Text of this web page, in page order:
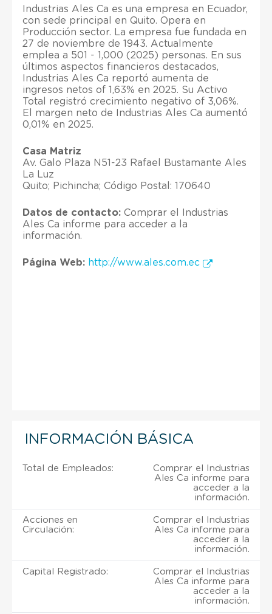
Industrias Ales Ca es una empresa en Ecuador,
con sede principal en Quito. Opera en
Producción sector. La empresa fue fundada en
27 de noviembre de 1943. Actualmente
emplea a 501 - 1,000 (2025) personas. En sus
últimos aspectos financieros destacados,
Industrias Ales Ca reportó aumenta de
ingresos netos of 1,63% en 2025. Su Activo
Total registró crecimiento negativo of 3,06%.
El margen neto de Industrias Ales Ca aumentó
0,01% en 2025.
Casa Matriz
Av. Galo Plaza N51-23 Rafael Bustamante Ales
La Luz
Quito; Pichincha; Código Postal: 170640
Datos de contacto: Comprar el Industrias
Ales Ca informe para acceder a la
información.
Página Web: http://www.ales.com.ec
INFORMACIÓN BÁSICA
Total de Empleados:
Comprar el Industrias
Ales Ca informe para
acceder a la
información.
Acciones en
Circulación:
Comprar el Industrias
Ales Ca informe para
acceder a la
información.
Capital Registrado:
Comprar el Industrias
Ales Ca informe para
acceder a la
información.